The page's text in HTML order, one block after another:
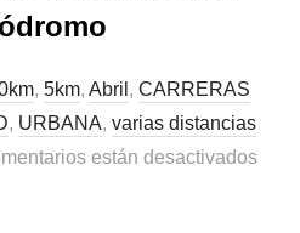
, 5km, Abril , CARRERAS
, URBANA, varias distancias
están desactivados